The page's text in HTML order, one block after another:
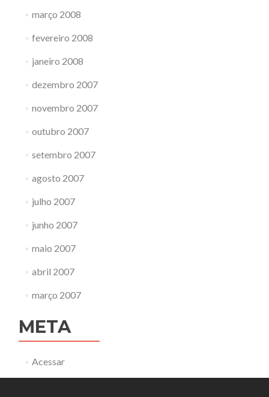
março 2008
fevereiro 2008
janeiro 2008
dezembro 2007
novembro 2007
outubro 2007
setembro 2007
agosto 2007
julho 2007
junho 2007
maio 2007
abril 2007
março 2007
META
Acessar